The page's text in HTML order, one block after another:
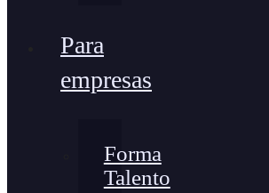
Para
empresas
Forma
Talento